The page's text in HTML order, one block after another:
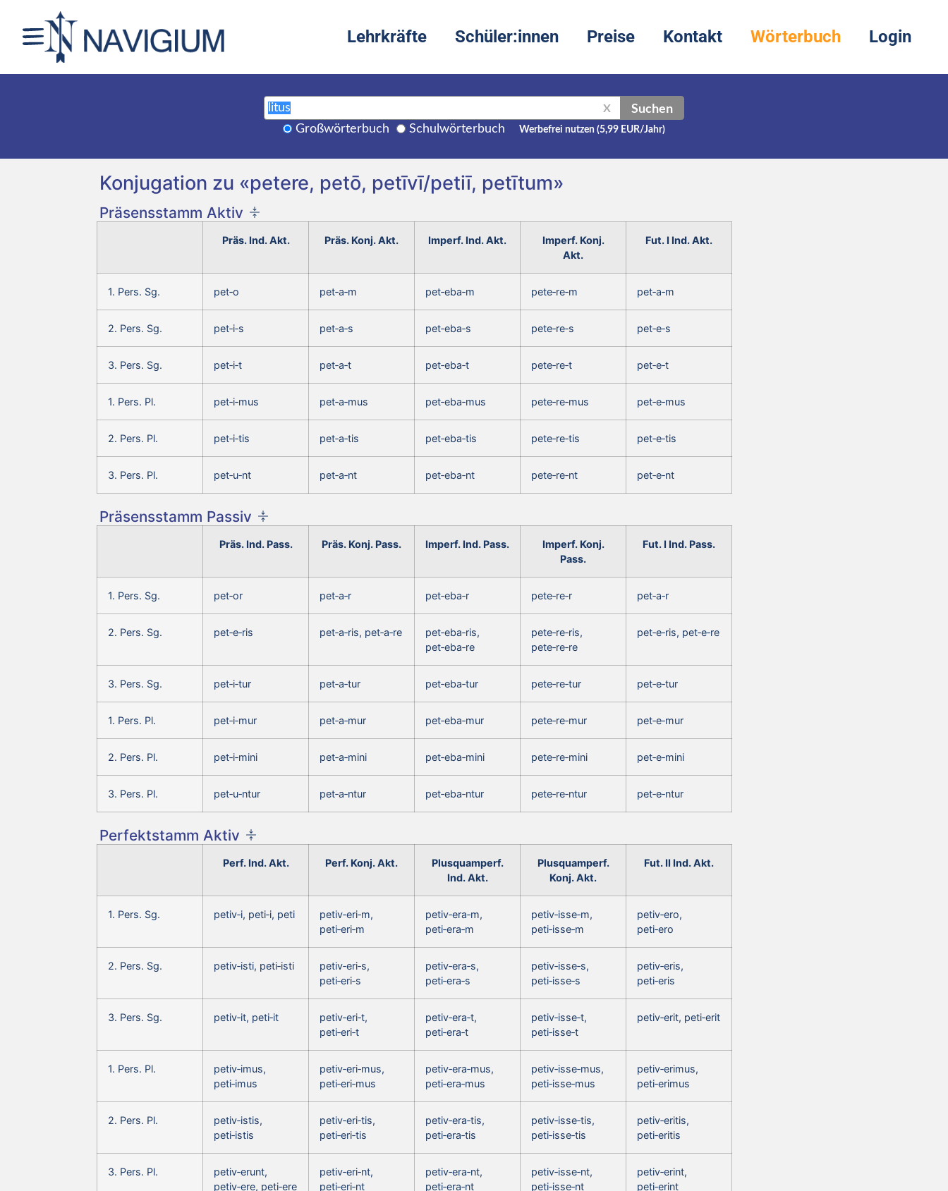
Lehrkräfte Schüler:innen Preise Kontakt Wörterbuch Login
X Suchen
Großwörterbuch Schulwörterbuch Werbefrei nutzen (5,99 EUR/Jahr)
Konjugation zu «petere, petō, petīvī/petiī, petītum»
Präsensstamm Aktiv
Präs. Ind. Akt. Präs. Konj. Akt. Imperf. Ind. Akt.
Imperf. Konj.
Akt.
Fut. I Ind. Akt.
1. Pers. Sg. pet‑o pet‑a‑m pet‑eba‑m pete‑re‑m pet‑a‑m
2. Pers. Sg. pet‑i‑s pet‑a‑s pet‑eba‑s pete‑re‑s pet‑e‑s
3. Pers. Sg. pet‑i‑t pet‑a‑t pet‑eba‑t pete‑re‑t pet‑e‑t
1. Pers. Pl. pet‑i‑mus pet‑a‑mus pet‑eba‑mus pete‑re‑mus pet‑e‑mus
2. Pers. Pl. pet‑i‑tis pet‑a‑tis pet‑eba‑tis pete‑re‑tis pet‑e‑tis
3. Pers. Pl. pet‑u‑nt pet‑a‑nt pet‑eba‑nt pete‑re‑nt pet‑e‑nt
Präsensstamm Passiv
Präs. Ind. Pass. Präs. Konj. Pass. Imperf. Ind. Pass.
Imperf. Konj.
Pass.
Fut. I Ind. Pass.
1. Pers. Sg. pet‑or pet‑a‑r pet‑eba‑r pete‑re‑r pet‑a‑r
2. Pers. Sg. pet‑e‑ris pet‑a‑ris, pet‑a‑re
pet‑eba‑ris,
pet‑eba‑re
pete‑re‑ris,
pete‑re‑re
pet‑e‑ris, pet‑e‑re
3. Pers. Sg. pet‑i‑tur pet‑a‑tur pet‑eba‑tur pete‑re‑tur pet‑e‑tur
1. Pers. Pl. pet‑i‑mur pet‑a‑mur pet‑eba‑mur pete‑re‑mur pet‑e‑mur
2. Pers. Pl. pet‑i‑mini pet‑a‑mini pet‑eba‑mini pete‑re‑mini pet‑e‑mini
3. Pers. Pl. pet‑u‑ntur pet‑a‑ntur pet‑eba‑ntur pete‑re‑ntur pet‑e‑ntur
Perfektstamm Aktiv
Perf. Ind. Akt. Perf. Konj. Akt.
Plusquamperf.
Ind. Akt.
Plusquamperf.
Konj. Akt.
Fut. II Ind. Akt.
1. Pers. Sg. petiv‑i, peti‑i, peti
petiv‑eri‑m,
peti‑eri‑m
petiv‑era‑m,
peti‑era‑m
petiv‑isse‑m,
peti‑isse‑m
petiv‑ero,
peti‑ero
2. Pers. Sg. petiv‑isti, peti‑isti
petiv‑eri‑s,
peti‑eri‑s
petiv‑era‑s,
peti‑era‑s
petiv‑isse‑s,
peti‑isse‑s
petiv‑eris,
peti‑eris
3. Pers. Sg. petiv‑it, peti‑it
petiv‑eri‑t,
peti‑eri‑t
petiv‑era‑t,
peti‑era‑t
petiv‑isse‑t,
peti‑isse‑t
petiv‑erit, peti‑erit
1. Pers. Pl.
petiv‑imus,
peti‑imus
petiv‑eri‑mus,
peti‑eri‑mus
petiv‑era‑mus,
peti‑era‑mus
petiv‑isse‑mus,
peti‑isse‑mus
petiv‑erimus,
peti‑erimus
2. Pers. Pl.
petiv‑istis,
peti‑istis
petiv‑eri‑tis,
peti‑eri‑tis
petiv‑era‑tis,
peti‑era‑tis
petiv‑isse‑tis,
peti‑isse‑tis
petiv‑eritis,
peti‑eritis
3. Pers. Pl.
petiv‑erunt,
petiv‑ere, peti‑ere
petiv‑eri‑nt,
peti‑eri‑nt
petiv‑era‑nt,
peti‑era‑nt
petiv‑isse‑nt,
peti‑isse‑nt
petiv‑erint,
peti‑erint